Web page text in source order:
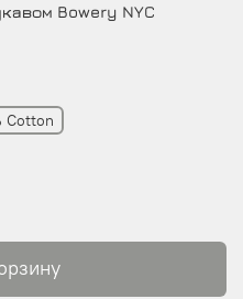
Bowery NYC
Cotton